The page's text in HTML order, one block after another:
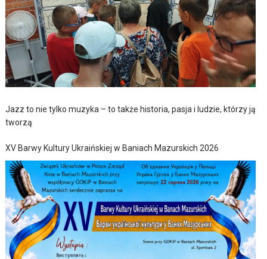
Jazz to nie tylko muzyka – to także historia, pasja i ludzie, którzy ją
tworzą
XV Barwy Kultury Ukraińskiej w Baniach Mazurskich 2026